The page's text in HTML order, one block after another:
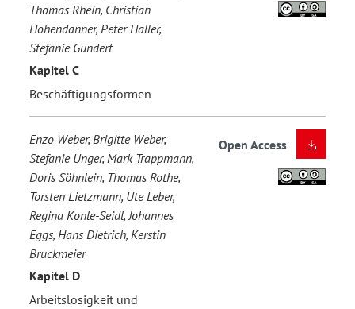
Thomas Rhein, Christian
Hohendanner, Peter Haller,
Stefanie Gundert
Kapitel C
Beschäftigungsformen
Enzo Weber, Brigitte Weber,
Stefanie Unger, Mark Trappmann,
Doris Söhnlein, Thomas Rothe,
Torsten Lietzmann, Ute Leber,
Regina Konle-Seidl, Johannes
Eggs, Hans Dietrich, Kerstin
Bruckmeier
Kapitel D
Arbeitslosigkeit und
Open Access